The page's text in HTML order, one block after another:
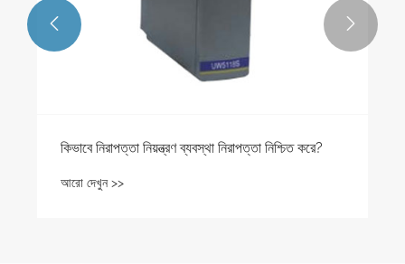
কিভাবে নিরাপত্তা নিয়ন্ত্রণ ব্যবস্থা নিরাপত্তা নিশ্চিত করে?
আরো দেখুন >>
 